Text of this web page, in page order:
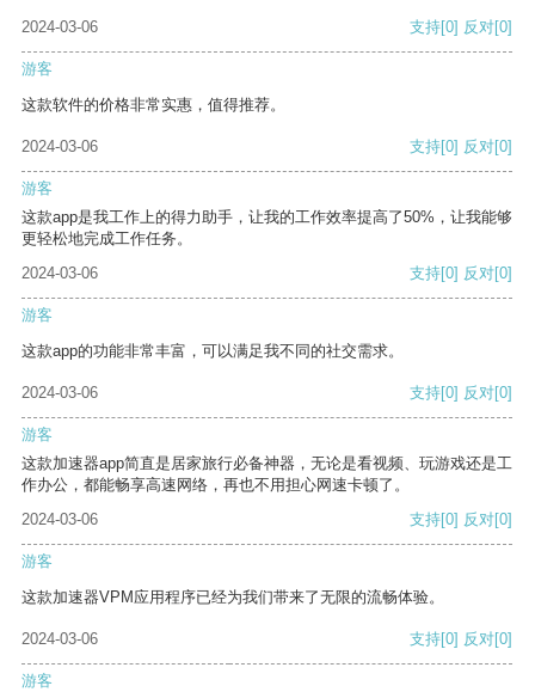
2024-03-06 支持[0] 反对[0]
游客
这款软件的价格非常实惠，值得推荐。
2024-03-06 支持[0] 反对[0]
游客
这款app是我工作上的得力助手，让我的工作效率提高了50%，让我能够
更轻松地完成工作任务。
2024-03-06
支持[0] 反对[0]
游客
这款app的功能非常丰富，可以满足我不同的社交需求。
2024-03-06 支持[0] 反对[0]
游客
这款加速器app简直是居家旅行必备神器，无论是看视频、玩游戏还是工
作办公，都能畅享高速网络，再也不用担心网速卡顿了。
2024-03-06
支持[0] 反对[0]
游客
这款加速器VPM应用程序已经为我们带来了无限的流畅体验。
2024-03-06 支持[0] 反对[0]
游客